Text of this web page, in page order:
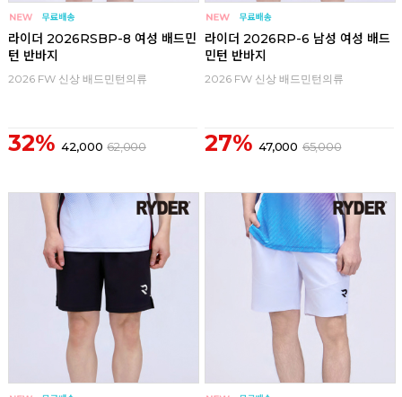
라이더 2026RSBP-8 여성 배드민
턴 반바지
2026 FW 신상 배드민턴의류
32% 42,000 62,000
라이더 2026RP-6 남성 여성 배드
민턴 반바지
2026 FW 신상 배드민턴의류
27% 47,000 65,000